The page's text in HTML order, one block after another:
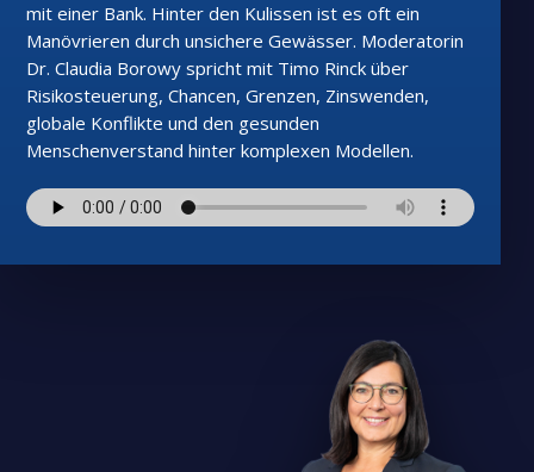
mit einer Bank. Hinter den Kulissen ist es oft ein
Manövrieren durch unsichere Gewässer. Moderatorin
Dr. Claudia Borowy spricht mit Timo Rinck über
Risikosteuerung, Chancen, Grenzen, Zinswenden,
globale Konflikte und den gesunden
Menschenverstand hinter komplexen Modellen.